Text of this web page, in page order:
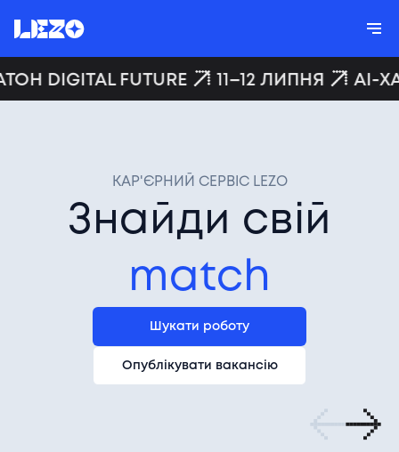
FUTURE 11–12 ЛИПНЯ AI-
КАР'ЄРНИЙ СЕРВІС LEZO
Знайди свій
match
Шукати роботу
Опублікувати вакансію